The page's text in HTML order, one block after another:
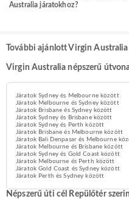
Australia járatokhoz?
További ajánlott Virgin
Virgin Australia népszerű
Járatok Sydney és Melbourne között
Járatok Melbourne és Sydney között
Járatok Brisbane és Sydney között
Járatok Sydney és Brisbane között
Járatok Sydney és Perth között
Járatok Brisbane és Melbourne között
Járatok Bali Denpasar és Melbourne
Járatok Melbourne és Brisbane között
Járatok Sydney és Gold Coast között
Járatok Melbourne és Perth között
Járatok Gold Coast és Sydney között
Járatok Perth és Sydney között
Népszerű úti cél Repülőtér